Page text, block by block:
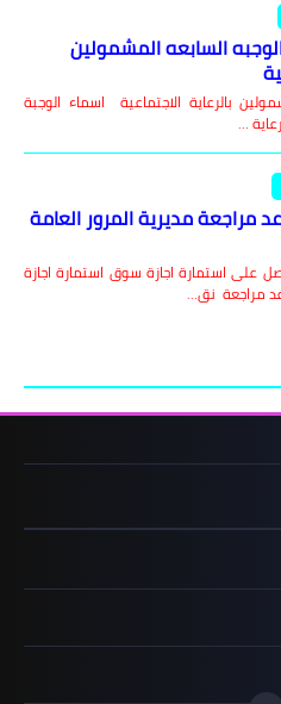
السابعه المشمولين
بالرعاية الاجتماعية اسماء الوجبة
…
مراجعة مديرية المرور العامة
استمارة اجازة سوق استمارة اجازة
مراجعة نق…